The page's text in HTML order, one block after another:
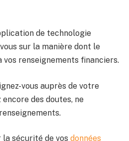
de technologie
sur la manière dont le
vos renseignements financiers.
vous auprès de votre
encore des doutes, ne
la sécurité de vos données